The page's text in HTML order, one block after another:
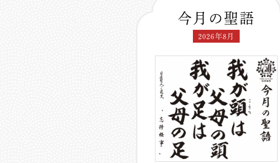
今月の聖語
2026年8月